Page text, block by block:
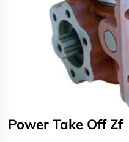
Power Take Off Zf